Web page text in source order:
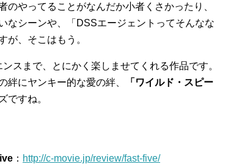
のやってることがなんだか小者くさかったり、
なシーンや、「DSSエージェントってそんなな
が、そこはもう。
スまで、とにかく楽しませてくれる作品です。
絆にヤンキー的な愛の絆、
「ワイルド・スピー
ですね。
： http://c-movie.jp/review/fast-five/